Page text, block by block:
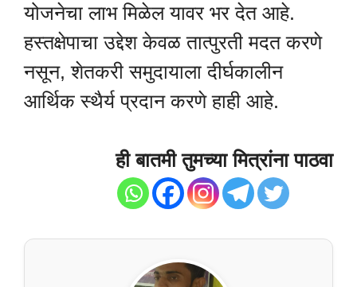
योजनेचा लाभ मिळेल यावर भर देत आहे.
हस्तक्षेपाचा उद्देश केवळ तात्पुरती मदत करणे
नसून, शेतकरी समुदायाला दीर्घकालीन
आर्थिक स्थैर्य प्रदान करणे हाही आहे.
ही बातमी तुमच्या मित्रांना पाठवा